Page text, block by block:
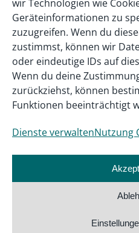
wir Technologien wie
Geräteinformationen zu
zuzugreifen. Wenn du
zustimmst, können wir
oder eindeutige IDs auf
Wenn du deine
zurückziehst, können
Funktionen beeinträchtigt
Dienste verwaltenNutzung